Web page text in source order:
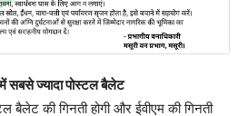
सबसे ज्यादा पोस्टल बैलेट
बैलेट की गिनती होगी और ईवीएम की गिनती